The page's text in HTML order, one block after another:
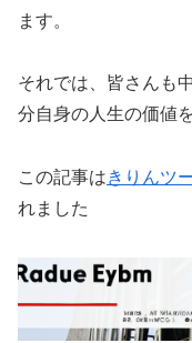
ます。
それでは、皆さんも
分自身の人生の価値
この記事はきりんツ
れました